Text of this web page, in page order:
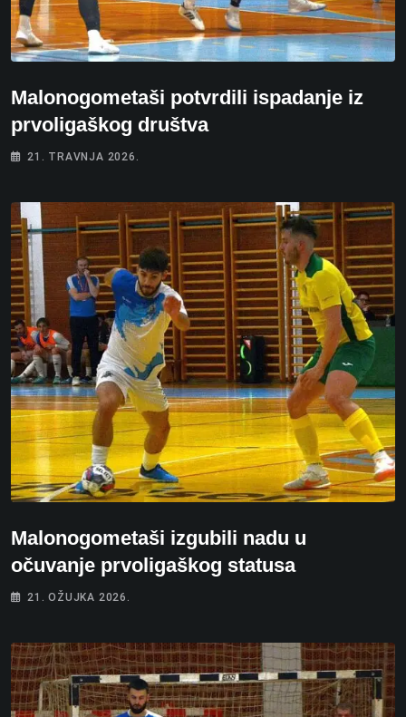
Malonogometaši potvrdili ispadanje iz
prvoligaškog društva
21. TRAVNJA 2026.
Malonogometaši izgubili nadu u
očuvanje prvoligaškog statusa
21. OŽUJKA 2026.